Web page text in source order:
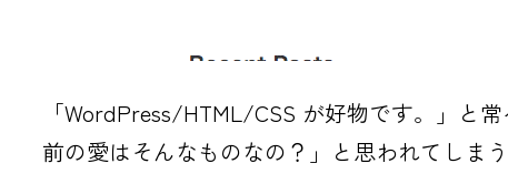
「WordPress/HTML/CSS が好物です。」と
前の愛はそんなものなの？」と思われてしま